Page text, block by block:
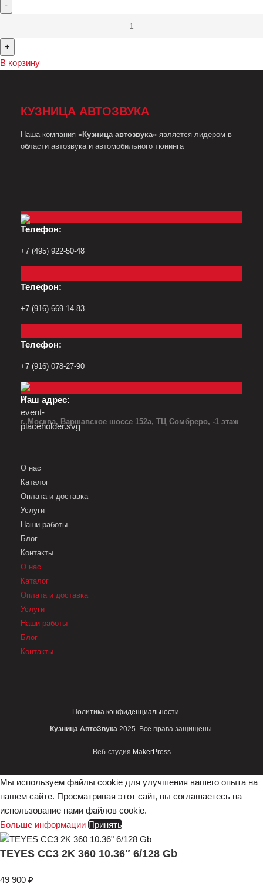
В корзину
КУЗНИЦА АВТОЗВУКА
Наша компания «Кузница автозвука» является лидером в
области автозвука и автомобильного тюнинга
Телефон:
+7 (495) 922-50-48
Телефон:
+7 (916) 669-14-83
Телефон:
+7 (916) 078-27-90
Наш адрес:
г. Москва, Варшавское шоссе 152а, ТЦ Сомбреро, -1 этаж
О нас
Каталог
Оплата и доставка
Услуги
Наши работы
Блог
Контакты
О нас
Каталог
Оплата и доставка
Услуги
Наши работы
Блог
Контакты
Политика конфиденциальности
Кузница АвтоЗвука 2025. Все права защищены.
Веб-студия MakerPress
Мы используем файлы cookie для улучшения вашего опыта на
нашем сайте. Просматривая этот сайт, вы соглашаетесь на
использование нами файлов cookie.
Больше информации Принять
TEYES CC3 2K 360 10.36″ 6/128 Gb
49 900 ₽